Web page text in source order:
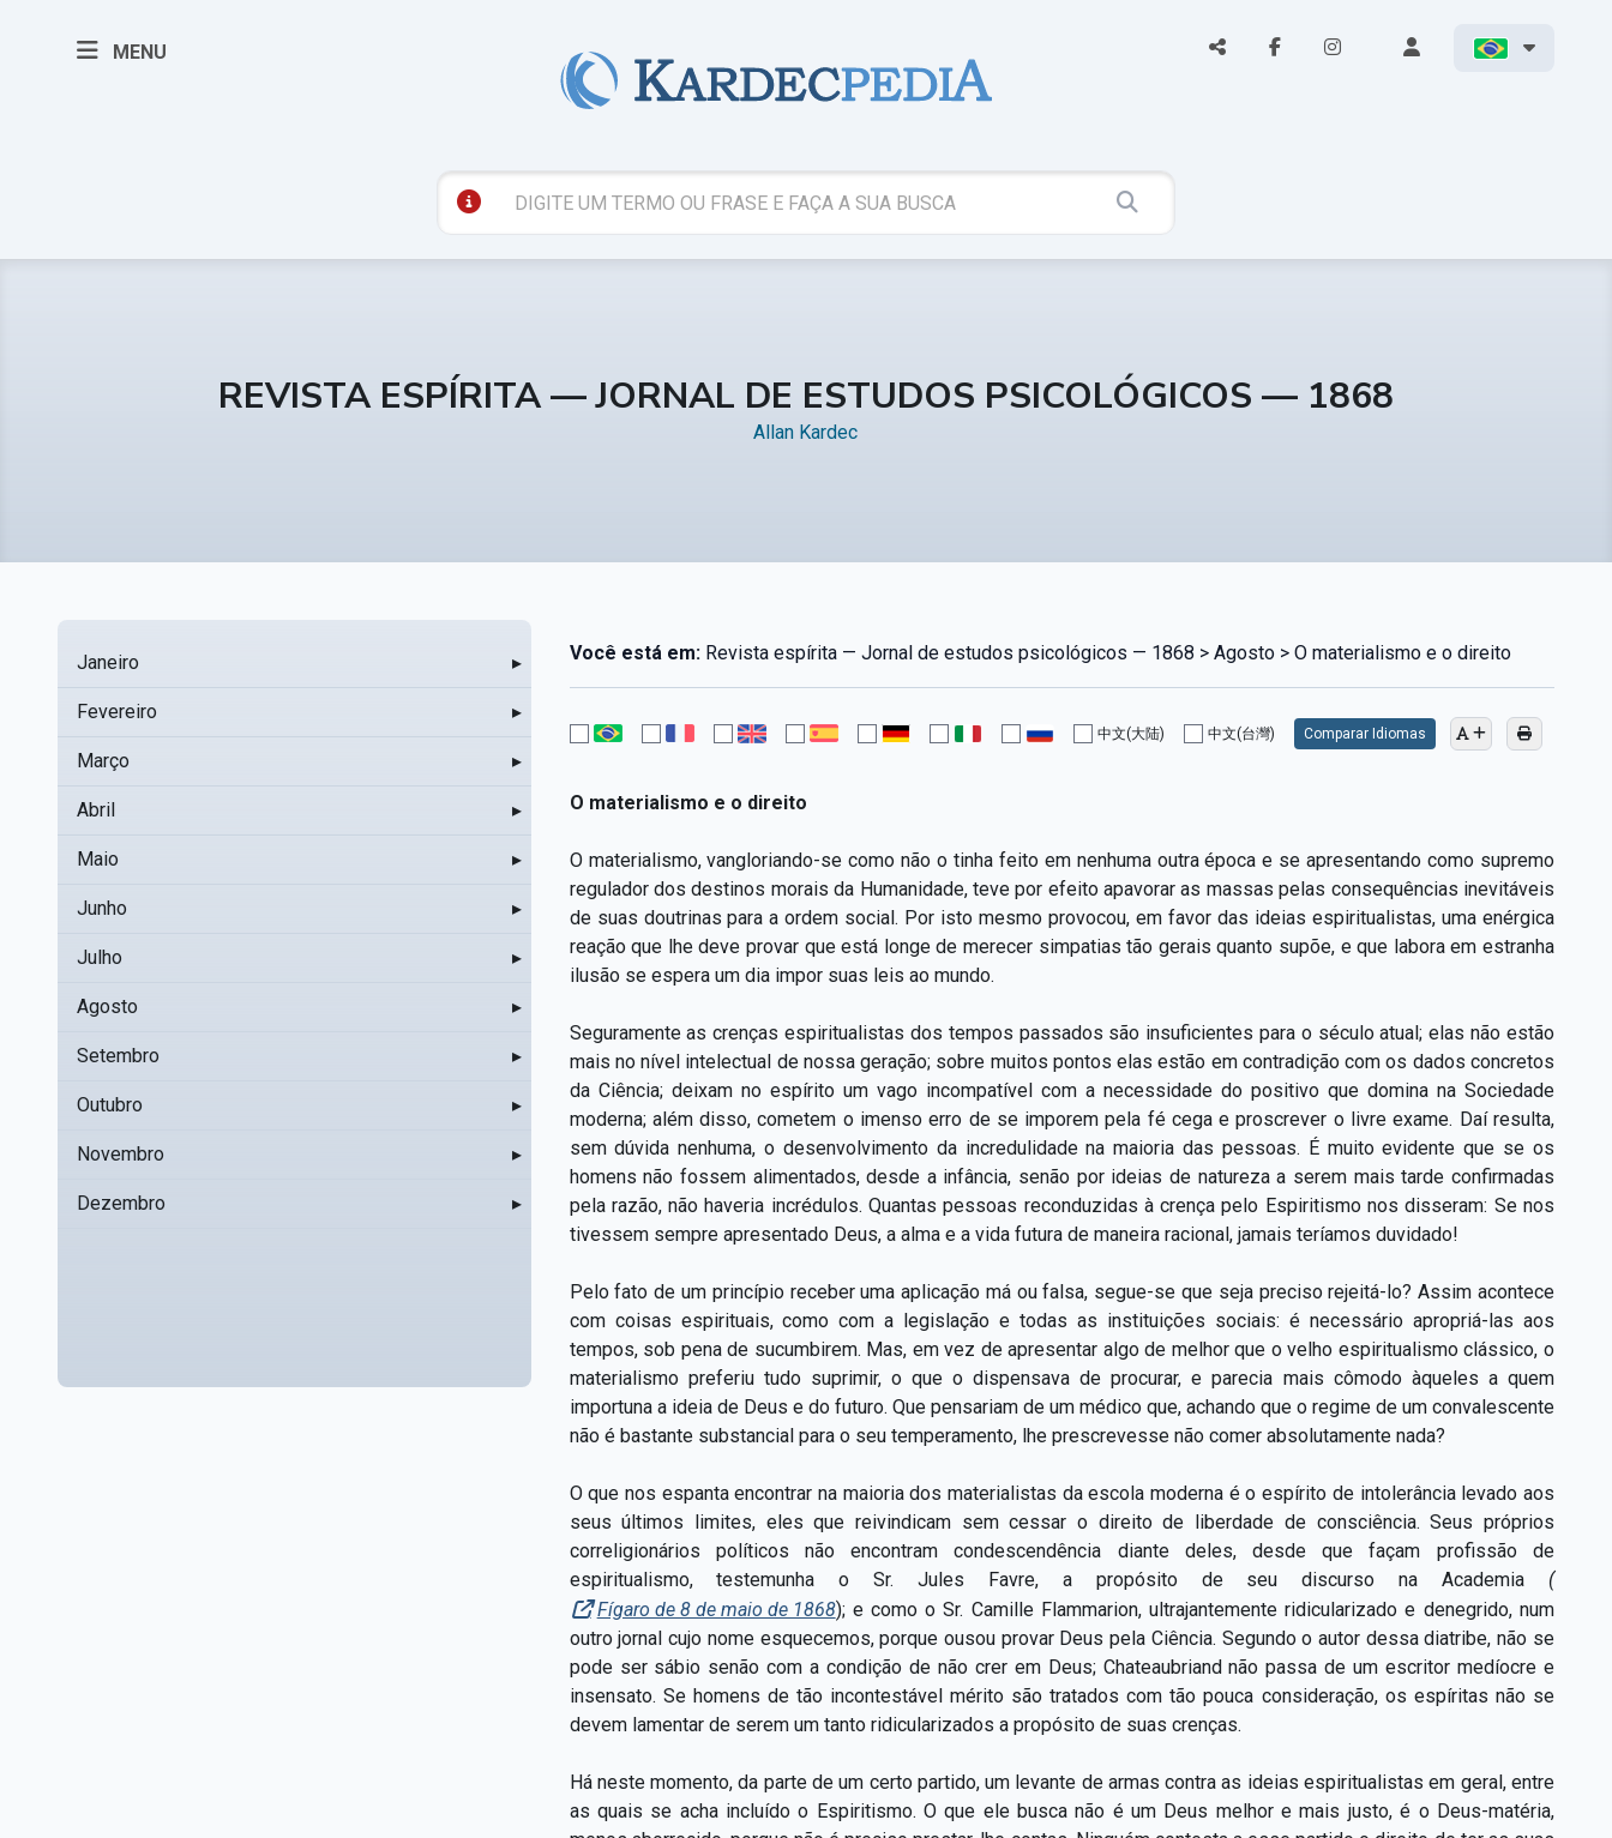
MENU
REVISTA ESPÍRITA — JORNAL DE ESTUDOS PSICOLÓGICOS — 1868
Allan Kardec
Janeiro ▸
Fevereiro ▸
Março ▸
Abril ▸
Maio ▸
Junho ▸
Julho ▸
Agosto ▸
Setembro ▸
Outubro ▸
Novembro ▸
Dezembro ▸
Você está em:Revista espírita — Jornal de estudos psicológicos — 1868 > Agosto > O materialismo e o direito
中文(大陆) 中文(台灣) Comparar Idiomas
O materialismo e o direito
O materialismo, vangloriando-se como não o tinha feito em nenhuma outra época e se apresentando como supremo
regulador dos destinos morais da Humanidade, teve por efeito apavorar as massas pelas consequências inevitáveis
de suas doutrinas para a ordem social. Por isto mesmo provocou, em favor das ideias espiritualistas, uma enérgica
reação que lhe deve provar que está longe de merecer simpatias tão gerais quanto supõe, e que labora em estranha
ilusão se espera um dia impor suas leis ao mundo.
Seguramente as crenças espiritualistas dos tempos passados são insuficientes para o século atual; elas não estão
mais no nível intelectual de nossa geração; sobre muitos pontos elas estão em contradição com os dados concretos
da Ciência; deixam no espírito um vago incompatível com a necessidade do positivo que domina na Sociedade
moderna; além disso, cometem o imenso erro de se imporem pela fé cega e proscrever o livre exame. Daí resulta,
sem dúvida nenhuma, o desenvolvimento da incredulidade na maioria das pessoas. É muito evidente que se os
homens não fossem alimentados, desde a infância, senão por ideias de natureza a serem mais tarde confirmadas
pela razão, não haveria incrédulos. Quantas pessoas reconduzidas à crença pelo Espiritismo nos disseram: Se nos
tivessem sempre apresentado Deus, a alma e a vida futura de maneira racional, jamais teríamos duvidado!
Pelo fato de um princípio receber uma aplicação má ou falsa, segue-se que seja preciso rejeitá-lo? Assim acontece
com coisas espirituais, como com a legislação e todas as instituições sociais: é necessário apropriá-las aos
tempos, sob pena de sucumbirem. Mas, em vez de apresentar algo de melhor que o velho espiritualismo clássico, o
materialismo preferiu tudo suprimir, o que o dispensava de procurar, e parecia mais cômodo àqueles a quem
importuna a ideia de Deus e do futuro. Que pensariam de um médico que, achando que o regime de um convalescente
não é bastante substancial para o seu temperamento, lhe prescrevesse não comer absolutamente nada?
O que nos espanta encontrar na maioria dos materialistas da escola moderna é o espírito de intolerância levado aos
seus últimos limites, eles que reivindicam sem cessar o direito de liberdade de consciência. Seus próprios
correligionários políticos não encontram condescendência diante deles, desde que façam profissão de
espiritualismo, testemunha o Sr. Jules Favre, a propósito de seu discurso na Academia (
Fígaro de 8 de maio de 1868); e como o Sr. Camille Flammarion, ultrajantemente ridicularizado e denegrido, num
outro jornal cujo nome esquecemos, porque ousou provar Deus pela Ciência. Segundo o autor dessa diatribe, não se
pode ser sábio senão com a condição de não crer em Deus; Chateaubriand não passa de um escritor medíocre e
insensato. Se homens de tão incontestável mérito são tratados com tão pouca consideração, os espíritas não se
devem lamentar de serem um tanto ridicularizados a propósito de suas crenças.
Há neste momento, da parte de um certo partido, um levante de armas contra as ideias espiritualistas em geral, entre
as quais se acha incluído o Espiritismo. O que ele busca não é um Deus melhor e mais justo, é o Deus-matéria,